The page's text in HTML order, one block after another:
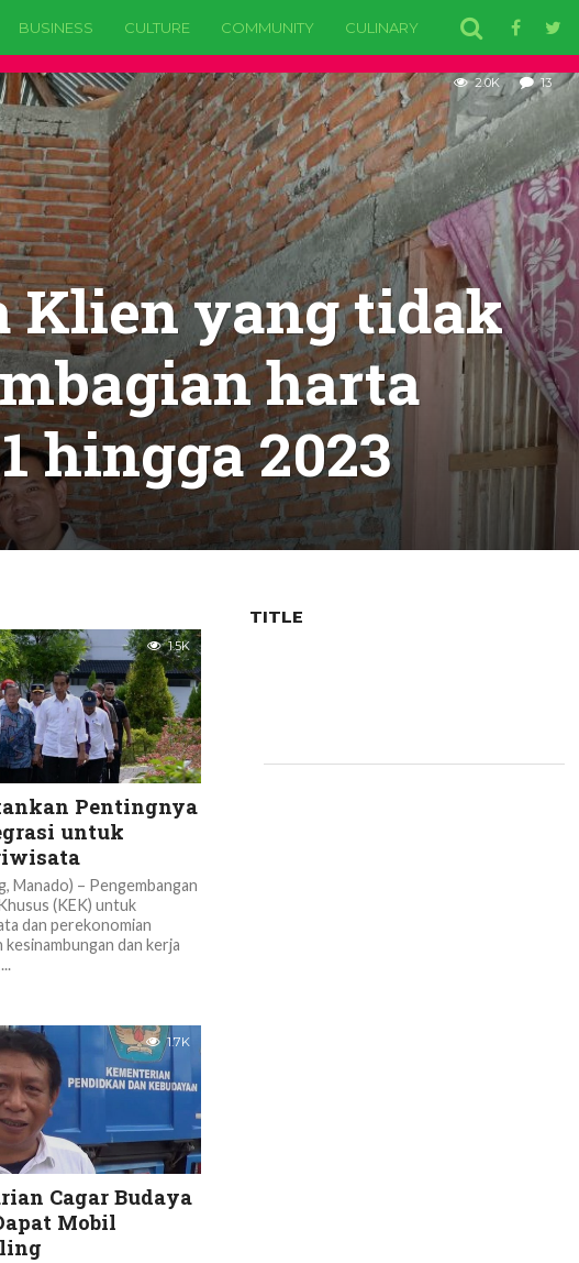
BUSINESS CULTURE COMMUNITY CULINARY EDUCATION
Klien yang tidak
harta
hingga 2023
2.0K 13
1.5K
Pentingnya
untuk
Manado) – Pengembangan
(KEK) untuk
dan perekonomian
dan kerja
1.7K
Cagar Budaya
Mobil
TITLE